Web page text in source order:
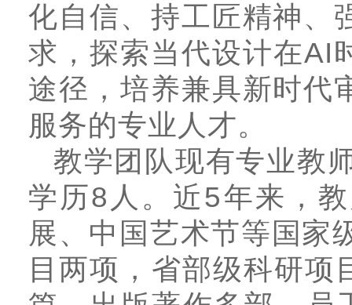
化自信、持工匠精神、
求，探索当代设计在AI
途径，培养兼具新时代
服务的专业人才。
教学团队现有专业教
学历8人。近5年来，
展、中国艺术节等国家
目两项，省部级科研